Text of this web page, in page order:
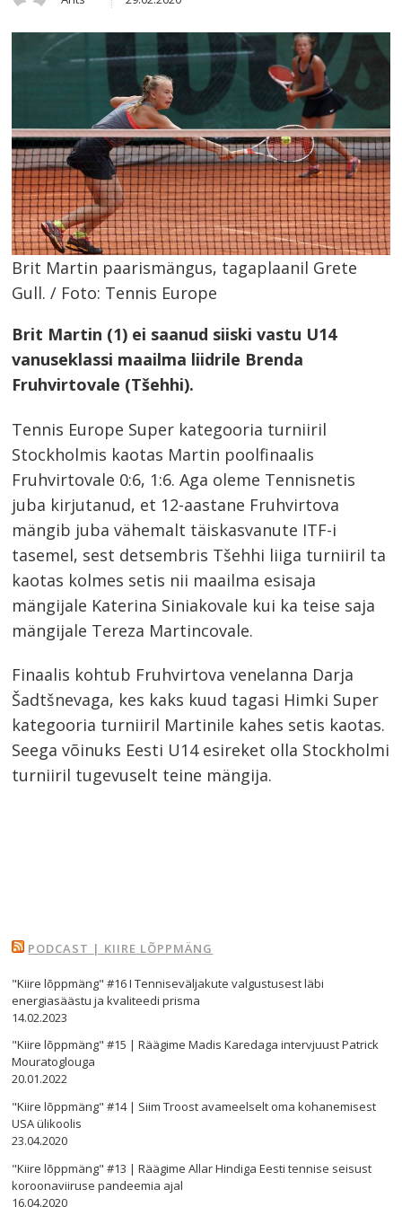
Brit Martin paarismängus, tagaplaanil Grete
Gull. / Foto: Tennis Europe
Brit Martin (1) ei saanud siiski vastu U14
vanuseklassi maailma liidrile Brenda
Fruhvirtovale (Tšehhi).
Tennis Europe Super kategooria turniiril
Stockholmis kaotas Martin poolfinaalis
Fruhvirtovale 0:6, 1:6. Aga oleme Tennisnetis
juba kirjutanud, et 12-aastane Fruhvirtova
mängib juba vähemalt täiskasvanute ITF-i
tasemel, sest detsembris Tšehhi liiga turniiril ta
kaotas kolmes setis nii maailma esisaja
mängijale Katerina Siniakovale kui ka teise saja
mängijale Tereza Martincovale.
Finaalis kohtub Fruhvirtova venelanna Darja
Šadtšnevaga, kes kaks kuud tagasi Himki Super
kategooria turniiril Martinile kahes setis kaotas.
Seega võinuks Eesti U14 esireket olla Stockholmi
turniiril tugevuselt teine mängija.
PODCAST | KIIRE LÕPPMÄNG
"Kiire lõppmäng" #16 I Tenniseväljakute valgustusest läbi
energiasäästu ja kvaliteedi prisma
14.02.2023
"Kiire lõppmäng" #15 | Räägime Madis Karedaga intervjuust Patrick
Mouratoglouga
20.01.2022
"Kiire lõppmäng" #14 | Siim Troost avameelselt oma kohanemisest
USA ülikoolis
23.04.2020
"Kiire lõppmäng" #13 | Räägime Allar Hindiga Eesti tennise seisust
koroonaviiruse pandeemia ajal
16.04.2020